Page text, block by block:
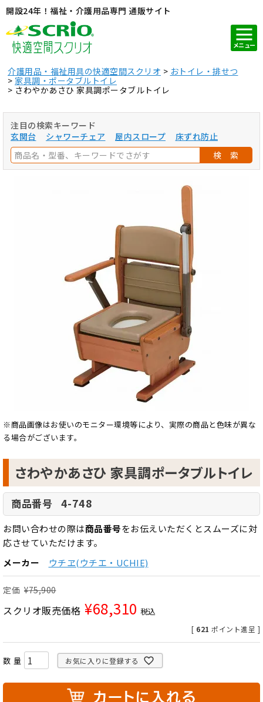
開設24年！福祉・介護用品専門 通販サイト
メニュー
介護用品・福祉用具の快適空間スクリオ
おトイレ・排せつ
家具調・ポータブルトイレ
さわやかあさひ 家具調ポータブルトイレ
注目の検索キーワード
玄関台
シャワーチェア 屋内スロープ
床ずれ防止
検 索
※商品画像はお使いのモニター環境等により、実際の商品と色味が異な
る場合がございます。
さわやかあさひ 家具調ポータブルトイレ
商品番号 4-748
お問い合わせの際は商品番号をお伝えいただくとスムーズに対
応させていただけます。
メーカー
ウチヱ(ウチエ・UCHIE)
定価 ¥75,900
スクリオ販売価格 ¥68,310 税込
[ 621 ポイント進呈 ]
お気に入りに登録する